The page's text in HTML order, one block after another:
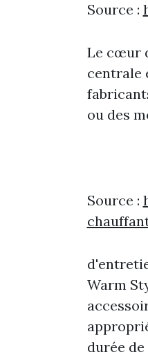
Source :
Le cœur
centrale
ou des
Source :
Warm
durée de